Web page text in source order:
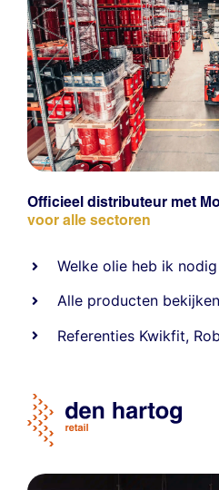
Officieel distributeur met
voor alle sectoren
Welke olie heb ik nodig
Alle producten bekijken
Referenties Kwikfit,